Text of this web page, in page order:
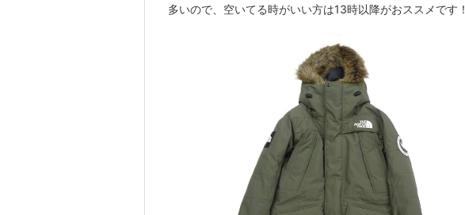
多いので、空いてる時がいい方は13時以降がおススメです！